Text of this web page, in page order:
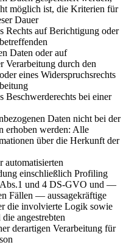
möglich ist, die Kriterien für
Dauer
Rechts auf Berichtigung oder
Daten oder auf
Verarbeitung durch den
eines Widerspruchsrechts
Beschwerderechts bei einer
Daten nicht bei der
erhoben werden: Alle
über die Herkunft der
automatisierten
einschließlich Profiling
und 4 DS-GVO und —
Fällen — aussagekräftige
die involvierte Logik sowie
angestrebten
derartigen Verarbeitung für